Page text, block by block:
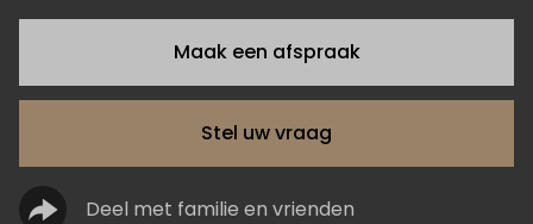
Maak een afspraak
Stel uw vraag
Deel met familie en vrienden